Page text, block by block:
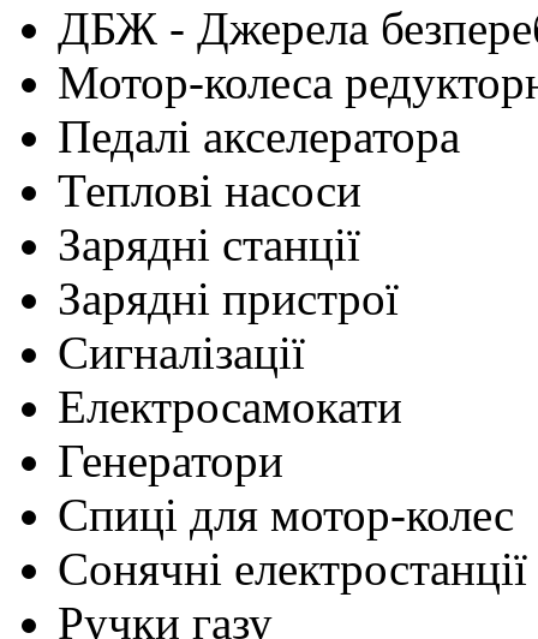
ДБЖ - Джерела
Мотор-колеса
Педалі акселератора
Теплові насоси
Зарядні станції
Зарядні пристрої
Сигналізації
Електросамокати
Генератори
Cпиці для мотор-колес
Сонячні електростанції
Ручки газу